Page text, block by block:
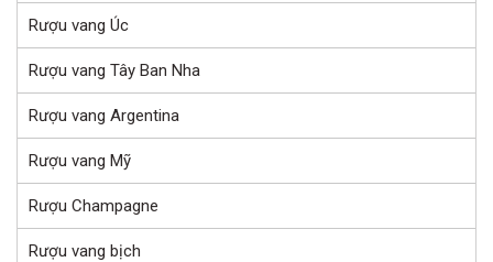
Rượu vang Úc
Rượu vang Tây Ban Nha
Rượu vang Argentina
Rượu vang Mỹ
Rượu Champagne
Rượu vang bịch